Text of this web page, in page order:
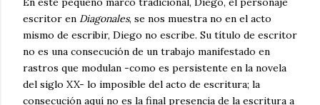
escritor en Diagonales, se nos muestra no en el acto
mismo de escribir, Diego no escribe. Su título de escritor
no es una consecución de un trabajo manifestado en
rastros que modulan -como es persistente en la novela
del siglo XX- lo imposible del acto de escritura; la
consecución aquí no es la final presencia de la escritura a